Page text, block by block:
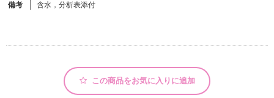
カテゴリで検索する
備考
含水，分析表添付
この商品をお気に入りに追加